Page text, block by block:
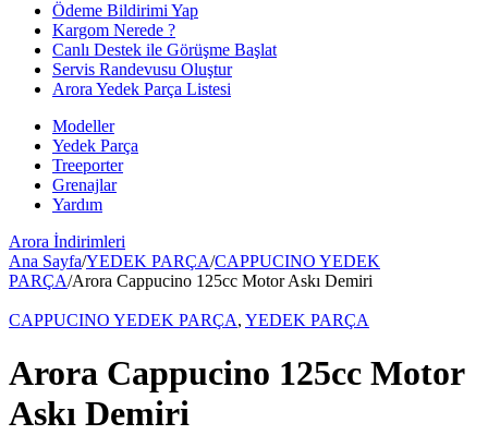
Ödeme Bildirimi Yap
Kargom Nerede ?
Canlı Destek ile Görüşme Başlat
Servis Randevusu Oluştur
Arora Yedek Parça Listesi
Modeller
Yedek Parça
Treeporter
Grenajlar
Yardım
Arora İndirimleri
Ana Sayfa/YEDEK PARÇA/CAPPUCINO YEDEK
PARÇA/Arora Cappucino 125cc Motor Askı Demiri
CAPPUCINO YEDEK PARÇA, YEDEK PARÇA
Arora Cappucino 125cc Motor
Askı Demiri